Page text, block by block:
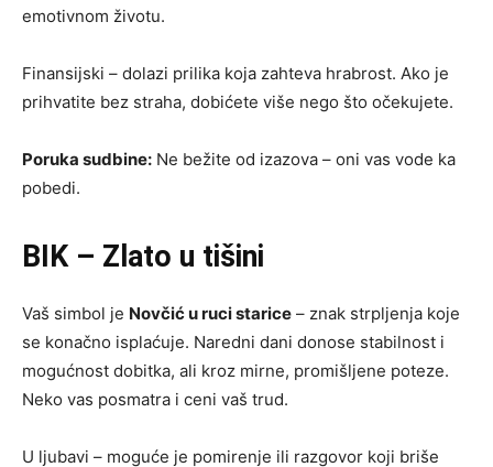
emotivnom životu.
Finansijski – dolazi prilika koja zahteva hrabrost. Ako je
prihvatite bez straha, dobićete više nego što očekujete.
Poruka sudbine: Ne bežite od izazova – oni vas vode ka
pobedi.
BIK – Zlato u tišini
Vaš simbol je Novčić u ruci starice – znak strpljenja koje
se konačno isplaćuje. Naredni dani donose stabilnost i
mogućnost dobitka, ali kroz mirne, promišljene poteze.
Neko vas posmatra i ceni vaš trud.
U ljubavi – moguće je pomirenje ili razgovor koji briše